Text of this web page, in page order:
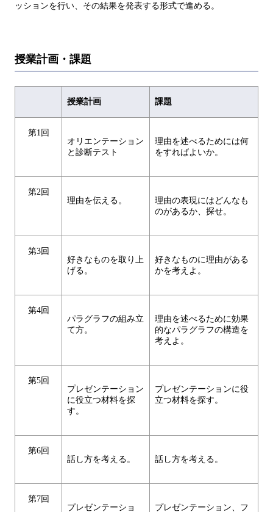
ッションを行い、その結果を発表する形式で進める。
授業計画・課題
授業計画 課題
第1回
オリエンテーション
と診断テスト
理由を述べるためには何
をすればよいか。
第2回
理由を伝える。
理由の表現にはどんなも
のがあるか、探せ。
第3回
好きなものを取り上
げる。
好きなものに理由がある
かを考えよ。
第4回
パラグラフの組み立
て方。
理由を述べるために効果
的なパラグラフの構造を
考えよ。
第5回
プレゼンテーション
に役立つ材料を探
す。
プレゼンテーションに役
立つ材料を探す。
第6回
話し方を考える。
話し方を考える。
第7回
プレゼンテーショ
プレゼンテーション、フ